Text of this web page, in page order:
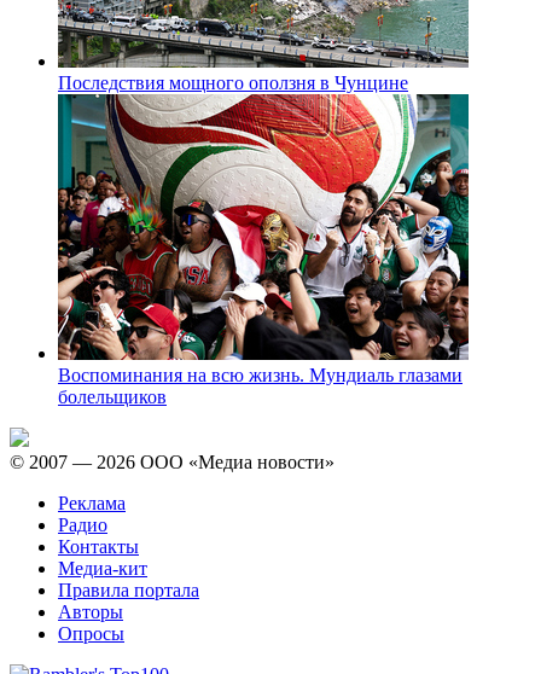
Последствия мощного оползня в Чунцине
Воспоминания на всю жизнь. Мундиаль глазами
болельщиков
© 2007 — 2026 ООО «Медиа новости»
Реклама
Радио
Контакты
Медиа-кит
Правила портала
Авторы
Опросы